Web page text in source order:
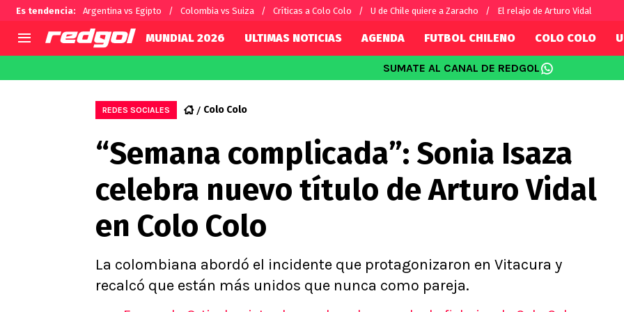
Es tendencia: Argentina vs Egipto Colombia vs Suiza Críticas a Colo Colo U de Chile quiere a Zaracho El relajo de Arturo Vidal
Selección Chilena
U de Chile
U Católica
Campeonato Nacional
Primera B
Segunda División
Copa Chile
Supercopa Chile
Campeonato Femenino
Alexis Sánchez
Carlos Palacios
Chilenos por el mundo
Fútbol Argentino
Fútbol Brasileño
Conference
Ligue 1
Premier
Serie A
MUNDIAL 2026 ULTIMAS NOTICIAS AGENDA FUTBOL CHILENO COLO COLO
SUMATE AL CANAL DE REDGOL
REDES SOCIALES Colo Colo
“Semana complicada”: Sonia Isaza
celebra nuevo título de Arturo Vidal
en Colo Colo
La colombiana abordó el incidente que protagonizaron en Vitacura y
recalcó que están más unidos que nunca como pareja.